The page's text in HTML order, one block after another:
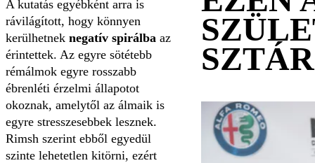
A kutatás egyébként arra is
rávilágított, hogy könnyen
kerülhetnek negatív spirálba az
érintettek. Az egyre sötétebb
rémálmok egyre rosszabb
ébrenléti érzelmi állapotot
okoznak, amelytől az álmaik is
egyre stresszesebbek lesznek.
Rimsh szerint ebből egyedül
szinte lehetetlen kitörni, ezért